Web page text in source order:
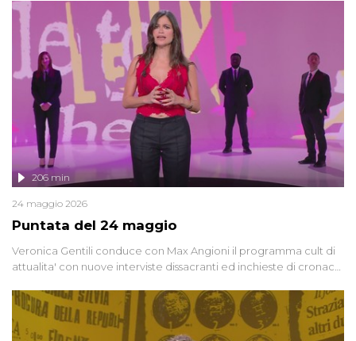
giudiziarie più discusse degli ultimi anni. Lo speciale ricostruisce la
vicenda mettendo in fila testimonianze, errori, dettagli
controversi e i protagonisti di un'indagine che sembra non avere
fine.
Puntata del 24 maggio
206 min
24 maggio 2026
Veronica Gentili conduce con Max Angioni il programma cult di
attualita' con nuove interviste dissacranti ed inchieste di cronaca